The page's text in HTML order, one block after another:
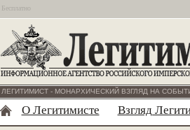
Бесплатно
ЛЕГИТИМИСТ - МОНАРХИЧЕСКИЙ ВЗГЛЯД НА
О Легитимисте Взгляд